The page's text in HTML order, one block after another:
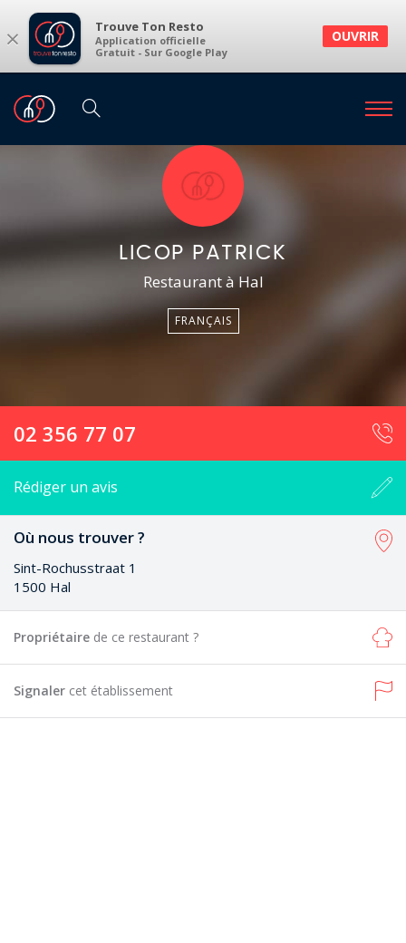
× Trouve Ton Resto
Application officielle
Gratuit - Sur Google Play
OUVRIR
LICOP PATRICK
Restaurant à Hal
FRANÇAIS
02 356 77 07
Rédiger un avis
Où nous trouver ?
Sint-Rochusstraat 1
1500 Hal
Propriétaire de ce restaurant ?
Signaler cet établissement